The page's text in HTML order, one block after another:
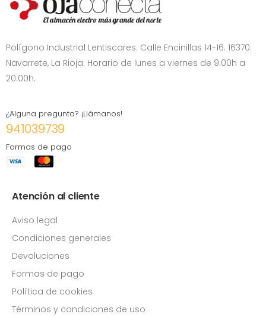
Polígono Industrial Lentiscares. Calle Encinillas 14-16. 16370.
Navarrete, La Rioja. Horario de lunes a viernes de 9:00h a
20:00h.
¿Alguna pregunta? ¡Llámanos!
941039739
Formas de pago
Atención al cliente
Aviso legal
Condiciones generales
Devoluciones
Formas de pago
Política de cookies
Términos y condiciones de uso